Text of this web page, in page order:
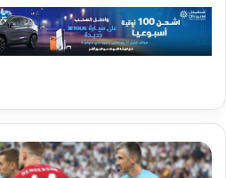
مبابي
يقود